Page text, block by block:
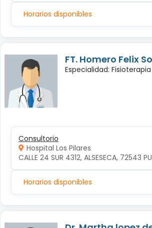
Horarios disponibles
FT. Homero Felix
Especialidad:
Consultorio
Hospital Los Pilares
CALLE 24 SUR 4312, ALSESECA, 72543
Horarios disponibles